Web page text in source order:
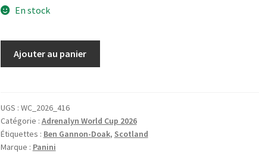
En stock
XL
FIFA
World
Cup
Ajouter au panier
UGS : WC_2026_416
Catégorie : Adrenalyn World Cup 2026
Étiquettes : Ben Gannon-Doak, Scotland
Marque : Panini